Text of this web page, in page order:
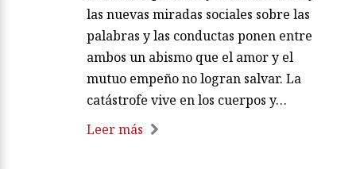
las nuevas miradas sociales sobre las
palabras y las conductas ponen entre
ambos un abismo que el amor y el
mutuo empeño no logran salvar. La
catástrofe vive en los cuerpos y…
Leer más